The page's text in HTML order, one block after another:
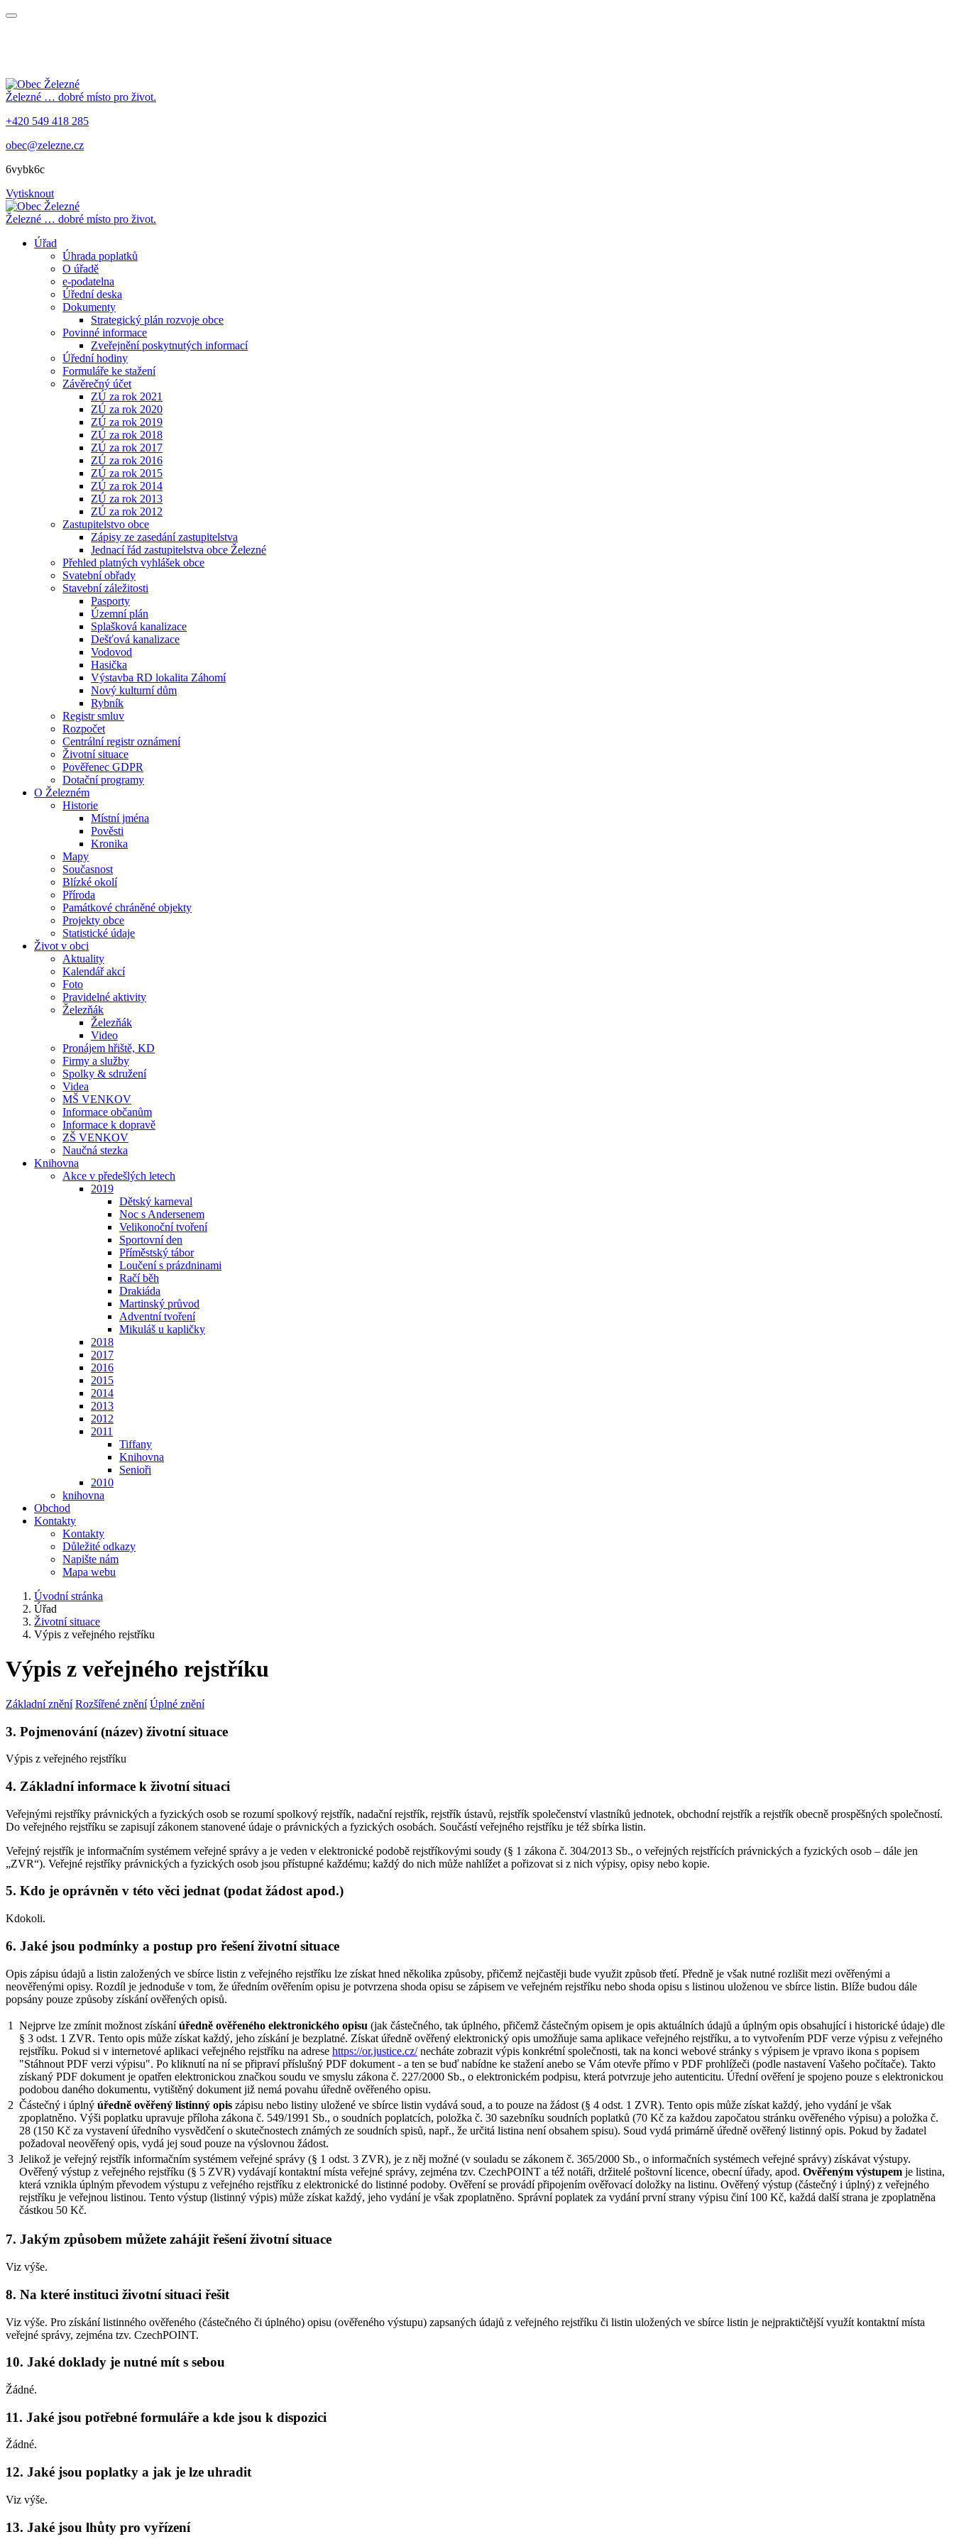
Železné … dobré místo pro život.
+420 549 418 285
obec@zelezne.cz
6vybk6c
Vytisknout
Železné … dobré místo pro život.
Úřad
Úhrada poplatků
O úřadě
e-podatelna
Úřední deska
Dokumenty
Strategický plán rozvoje obce
Povinné informace
Zveřejnění poskytnutých informací
Úřední hodiny
Formuláře ke stažení
Závěrečný účet
ZÚ za rok 2021
ZÚ za rok 2020
ZÚ za rok 2019
ZÚ za rok 2018
ZÚ za rok 2017
ZÚ za rok 2016
ZÚ za rok 2015
ZÚ za rok 2014
ZÚ za rok 2013
ZÚ za rok 2012
Zastupitelstvo obce
Zápisy ze zasedání zastupitelstva
Jednací řád zastupitelstva obce Železné
Přehled platných vyhlášek obce
Svatební obřady
Stavební záležitosti
Pasporty
Územní plán
Splašková kanalizace
Dešťová kanalizace
Vodovod
Hasička
Výstavba RD lokalita Záhomí
Nový kulturní dům
Rybník
Registr smluv
Rozpočet
Centrální registr oznámení
Životní situace
Pověřenec GDPR
Dotační programy
O Železném
Historie
Místní jména
Pověsti
Kronika
Mapy
Současnost
Blízké okolí
Příroda
Památkové chráněné objekty
Projekty obce
Statistické údaje
Život v obci
Aktuality
Kalendář akcí
Foto
Pravidelné aktivity
Železňák
Železňák
Video
Pronájem hřiště, KD
Firmy a služby
Spolky & sdružení
Videa
MŠ VENKOV
Informace občanům
Informace k dopravě
ZŠ VENKOV
Naučná stezka
Knihovna
Akce v předešlých letech
2019
Dětský karneval
Noc s Andersenem
Velikonoční tvoření
Sportovní den
Příměstský tábor
Loučení s prázdninami
Račí běh
Drakiáda
Martinský průvod
Adventní tvoření
Mikuláš u kapličky
2018
2017
2016
2015
2014
2013
2012
2011
Tiffany
Knihovna
Senioři
2010
knihovna
Obchod
Kontakty
Kontakty
Důležité odkazy
Napište nám
Mapa webu
Úvodní stránka
Úřad
Životní situace
Výpis z veřejného rejstříku
Výpis z veřejného rejstříku
Základní znění Rozšířené znění Úplné znění
3. Pojmenování (název) životní situace
Výpis z veřejného rejstříku
4. Základní informace k životní situaci
Veřejnými rejstříky právnických a fyzických osob se rozumí spolkový rejstřík, nadační rejstřík, rejstřík ústavů, rejstřík společenství vlastníků jednotek, obchodní rejstřík a rejstřík obecně prospěšných společností.
Do veřejného rejstříku se zapisují zákonem stanovené údaje o právnických a fyzických osobách. Součástí veřejného rejstříku je též sbírka listin.
Veřejný rejstřík je informačním systémem veřejné správy a je veden v elektronické podobě rejstříkovými soudy (§ 1 zákona č. 304/2013 Sb., o veřejných rejstřících právnických a fyzických osob – dále jen
„ZVR“). Veřejné rejstříky právnických a fyzických osob jsou přístupné každému; každý do nich může nahlížet a pořizovat si z nich výpisy, opisy nebo kopie.
5. Kdo je oprávněn v této věci jednat (podat žádost apod.)
Kdokoli.
6. Jaké jsou podmínky a postup pro řešení životní situace
Opis zápisu údajů a listin založených ve sbírce listin z veřejného rejstříku lze získat hned několika způsoby, přičemž nejčastěji bude využit způsob třetí. Předně je však nutné rozlišit mezi ověřenými a
neověřenými opisy. Rozdíl je jednoduše v tom, že úředním ověřením opisu je potvrzena shoda opisu se zápisem ve veřejném rejstříku nebo shoda opisu s listinou uloženou ve sbírce listin. Blíže budou dále
popsány pouze způsoby získání ověřených opisů.
1 Nejprve lze zmínit možnost získáníúředně ověřeného elektronického opisu (jak částečného, tak úplného, přičemž částečným opisem je opis aktuálních údajů a úplným opis obsahující i historické údaje) dle
§ 3 odst. 1 ZVR. Tento opis může získat každý, jeho získání je bezplatné. Získat úředně ověřený elektronický opis umožňuje sama aplikace veřejného rejstříku, a to vytvořením PDF verze výpisu z veřejného
rejstříku. Pokud si v internetové aplikaci veřejného rejstříku na adrese https://or.justice.cz/necháte zobrazit výpis konkrétní společnosti, tak na konci webové stránky s výpisem je vpravo ikona s popisem
"Stáhnout PDF verzi výpisu". Po kliknutí na ní se připraví příslušný PDF dokument - a ten se buď nabídne ke stažení anebo se Vám otevře přímo v PDF prohlížeči (podle nastavení Vašeho počítače). Takto
získaný PDF dokument je opatřen elektronickou značkou soudu ve smyslu zákona č. 227/2000 Sb., o elektronickém podpisu, která potvrzuje jeho autenticitu. Úřední ověření je spojeno pouze s elektronickou
podobou daného dokumentu, vytištěný dokument již nemá povahu úředně ověřeného opisu.
2 Částečný i úplný úředně ověřený listinný opis zápisu nebo listiny uložené ve sbírce listin vydává soud, a to pouze na žádost (§ 4 odst. 1 ZVR). Tento opis může získat každý, jeho vydání je však
zpoplatněno. Výši poplatku upravuje příloha zákona č. 549/1991 Sb., o soudních poplatcích, položka č. 30 sazebníku soudních poplatků (70 Kč za každou započatou stránku ověřeného výpisu) a položka č.
28 (150 Kč za vystavení úředního vysvědčení o skutečnostech známých ze soudních spisů, např., že určitá listina není obsahem spisu). Soud vydá primárně úředně ověřený listinný opis. Pokud by žadatel
požadoval neověřený opis, vydá jej soud pouze na výslovnou žádost.
3 Jelikož je veřejný rejstřík informačním systémem veřejné správy (§ 1 odst. 3 ZVR), je z něj možné (v souladu se zákonem č. 365/2000 Sb., o informačních systémech veřejné správy) získávat výstupy.
Ověřený výstup z veřejného rejstříku (§ 5 ZVR) vydávají kontaktní místa veřejné správy, zejména tzv. CzechPOINT a též notáři, držitelé poštovní licence, obecní úřady, apod. Ověřeným výstupem je listina,
která vznikla úplným převodem výstupu z veřejného rejstříku z elektronické do listinné podoby. Ověření se provádí připojením ověřovací doložky na listinu. Ověřený výstup (částečný i úplný) z veřejného
rejstříku je veřejnou listinou. Tento výstup (listinný výpis) může získat každý, jeho vydání je však zpoplatněno. Správní poplatek za vydání první strany výpisu činí 100 Kč, každá další strana je zpoplatněna
částkou 50 Kč.
7. Jakým způsobem můžete zahájit řešení životní situace
Viz výše.
8. Na které instituci životní situaci řešit
Viz výše. Pro získání listinného ověřeného (částečného či úplného) opisu (ověřeného výstupu) zapsaných údajů z veřejného rejstříku či listin uložených ve sbírce listin je nejpraktičtější využít kontaktní místa
veřejné správy, zejména tzv. CzechPOINT.
10. Jaké doklady je nutné mít s sebou
Žádné.
11. Jaké jsou potřebné formuláře a kde jsou k dispozici
Žádné.
12. Jaké jsou poplatky a jak je lze uhradit
Viz výše.
13. Jaké jsou lhůty pro vyřízení